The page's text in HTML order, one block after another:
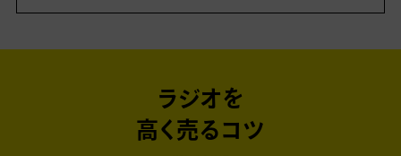
ラジオを
高く売るコツ